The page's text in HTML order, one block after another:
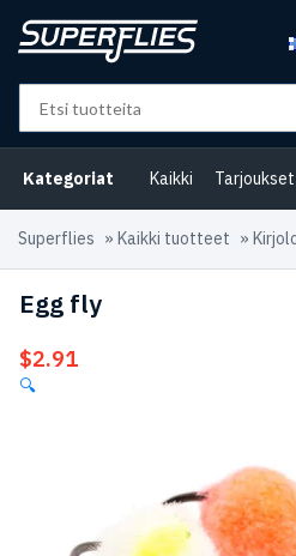
Kategoriat Kaikki Tarjoukset
Superflies » Kaikki tuotteet »
Egg fly
$2.91
🔍